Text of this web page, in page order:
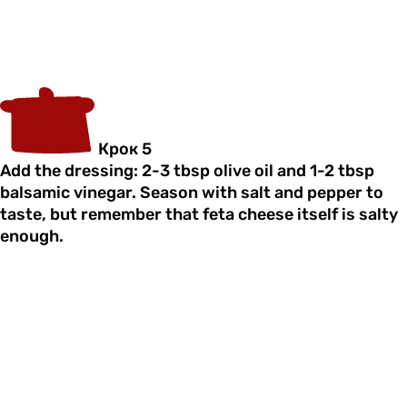
Крок 5
Add the dressing: 2-3 tbsp olive oil and 1-2 tbsp
balsamic vinegar. Season with salt and pepper to
taste, but remember that feta cheese itself is salty
enough.